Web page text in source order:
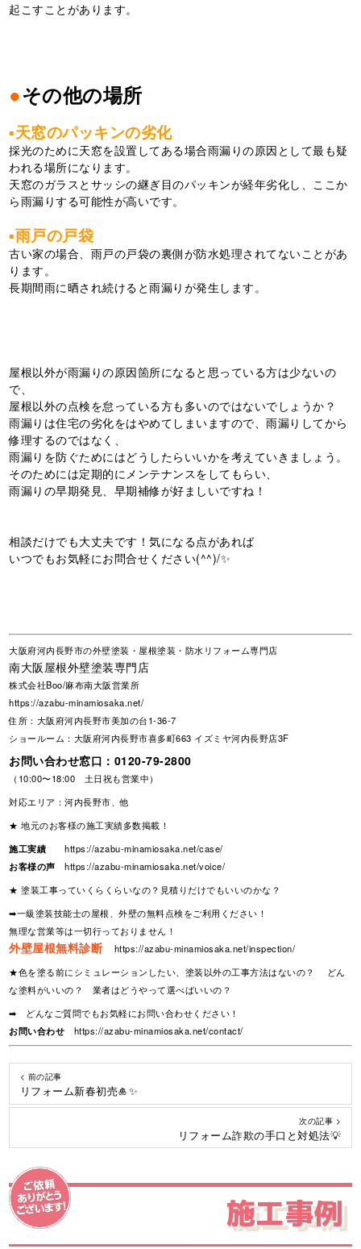
起こすことがあります。
●その他の場所
▪天窓のパッキンの劣化
採光のために天窓を設置してある場合雨漏りの原因として最も疑
われる場所になります。
天窓のガラスとサッシの継ぎ目のパッキンが経年劣化し、ここか
ら雨漏りする可能性が高いです。
▪雨戸の戸袋
古い家の場合、雨戸の戸袋の裏側が防水処理されてないことがあ
ります。
長期間雨に晒され続けると雨漏りが発生します。
屋根以外が雨漏りの原因箇所になると思っている方は少ないの
で、
屋根以外の点検を怠っている方も多いのではないでしょうか？
雨漏りは住宅の劣化をはやめてしまいますので、雨漏りしてから
修理するのではなく、
雨漏りを防ぐためにはどうしたらいいかを考えていきましょう。
そのためには定期的にメンテナンスをしてもらい、
雨漏りの早期発見、早期補修が好ましいですね！
相談だけでも大丈夫です！気になる点があれば
いつでもお気軽にお問合せください(^^)/✨
大阪府河内長野市の外壁塗装・屋根塗装・防水リフォーム専門店
南大阪屋根外壁塗装専門店
株式会社Boo/麻布南大阪営業所
https://azabu-minamiosaka.net/
住所：大阪府河内長野市美加の台1-36-7
ショールーム：大阪府河内長野市喜多町663 イズミヤ河内長野店3F
お問い合わせ窓口： 0120-79-2800
（10:00〜18:00 土日祝も営業中）
対応エリア：河内長野市、他
★ 地元のお客様の施工実績多数掲載！
施工実績
https://azabu-minamiosaka.net/case/
お客様の声
https://azabu-minamiosaka.net/voice/
★ 塗装工事っていくらくらいなの？見積りだけでもいいのかな？
➡一級塗装技能士の屋根、外壁の無料点検をご利用ください！
無理な営業等は一切行っておりません！
外壁屋根無料診断
https://azabu-minamiosaka.net/inspection/
★色を塗る前にシミュレーションしたい、塗装以外の工事方法はないの？ どん
な塗料がいいの？ 業者はどうやって選べばいいの？
➡ どんなご質問でもお気軽にお問い合わせください！
お問い合わせ
https://azabu-minamiosaka.net/contact/
< 前の記事
リフォーム新春初売🎍✨
次の記事 >
リフォーム詐欺の手口と対処法💡
施工事例